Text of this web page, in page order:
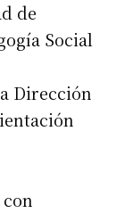
de
Social
Dirección